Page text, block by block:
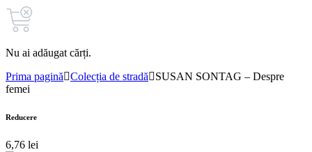
Nu ai adăugat cărți.
Prima pagină
Colecția de stradă
SUSAN SONTAG – Despre
femei
Reducere
6,76 lei